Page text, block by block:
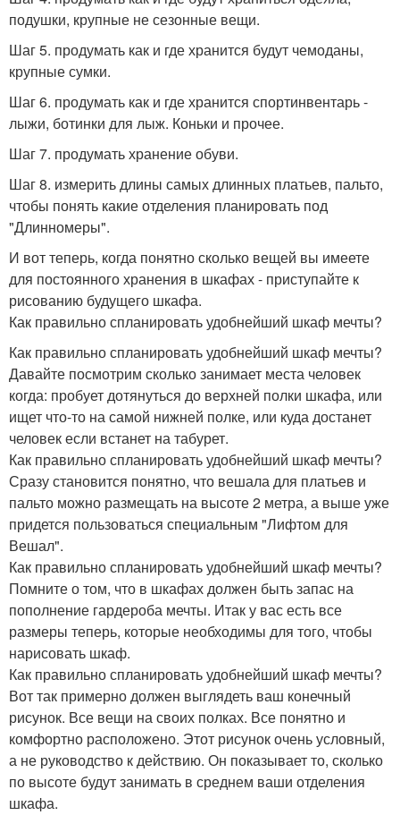
подушки, крупные не сезонные вещи.
Шаг 5. продумать как и где хранится будут чемоданы,
крупные сумки.
Шаг 6. продумать как и где хранится спортинвентарь -
лыжи, ботинки для лыж. Коньки и прочее.
Шаг 7. продумать хранение обуви.
Шаг 8. измерить длины самых длинных платьев, пальто,
чтобы понять какие отделения планировать под
"Длинномеры".
И вот теперь, когда понятно сколько вещей вы имеете
для постоянного хранения в шкафах - приступайте к
рисованию будущего шкафа.
Как правильно спланировать удобнейший шкаф мечты?
Как правильно спланировать удобнейший шкаф мечты?
Давайте посмотрим сколько занимает места человек
когда: пробует дотянуться до верхней полки шкафа, или
ищет что-то на самой нижней полке, или куда достанет
человек если встанет на табурет.
Как правильно спланировать удобнейший шкаф мечты?
Сразу становится понятно, что вешала для платьев и
пальто можно размещать на высоте 2 метра, а выше уже
придется пользоваться специальным "Лифтом для
Вешал".
Как правильно спланировать удобнейший шкаф мечты?
Помните о том, что в шкафах должен быть запас на
пополнение гардероба мечты. Итак у вас есть все
размеры теперь, которые необходимы для того, чтобы
нарисовать шкаф.
Как правильно спланировать удобнейший шкаф мечты?
Вот так примерно должен выглядеть ваш конечный
рисунок. Все вещи на своих полках. Все понятно и
комфортно расположено. Этот рисунок очень условный,
а не руководство к действию. Он показывает то, сколько
по высоте будут занимать в среднем ваши отделения
шкафа.